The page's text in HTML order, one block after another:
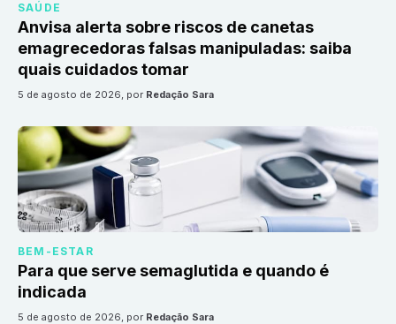
SAÚDE
Anvisa alerta sobre riscos de canetas
emagrecedoras falsas manipuladas: saiba
quais cuidados tomar
5 de agosto de 2026, por Redação Sara
BEM-ESTAR
Para que serve semaglutida e quando é
indicada
5 de agosto de 2026, por Redação Sara